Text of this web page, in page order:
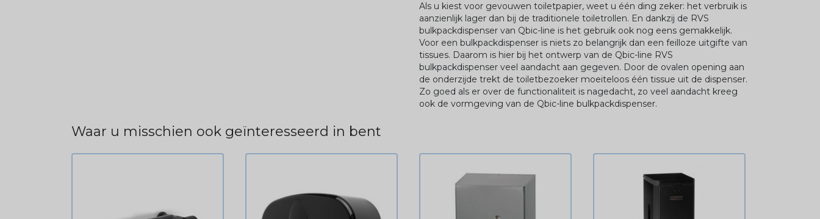
Als u kiest voor gevouwen toiletpapier, weet u één ding zeker: het verbruik is
aanzienlijk lager dan bij de traditionele toiletrollen. En dankzij de RVS
bulkpackdispenser van Qbic-line is het gebruik ook nog eens gemakkelijk.
Voor een bulkpackdispenser is niets zo belangrijk dan een feilloze uitgifte van
tissues. Daarom is hier bij het ontwerp van de Qbic-line RVS
bulkpackdispenser veel aandacht aan gegeven. Door de ovalen opening aan
de onderzijde trekt de toiletbezoeker moeiteloos één tissue uit de dispenser.
Zo goed als er over de functionaliteit is nagedacht, zo veel aandacht kreeg
ook de vormgeving van de Qbic-line bulkpackdispenser.
Waar u misschien ook geïnteresseerd in bent